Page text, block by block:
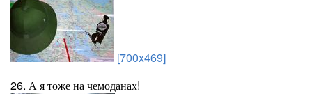
[700x469]
26. А я тоже на чемоданах!